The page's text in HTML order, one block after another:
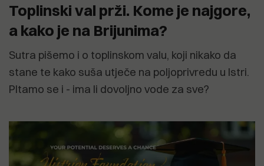
Toplinski val prži. Kome je najgore,
a kako je na Brijunima?
Sutra pišemo i o toplinskom valu, koji nikako da
stane te kako suša utječe na poljoprivredu u Istri.
PItamo se i - ima li dovoljno vode za sve?